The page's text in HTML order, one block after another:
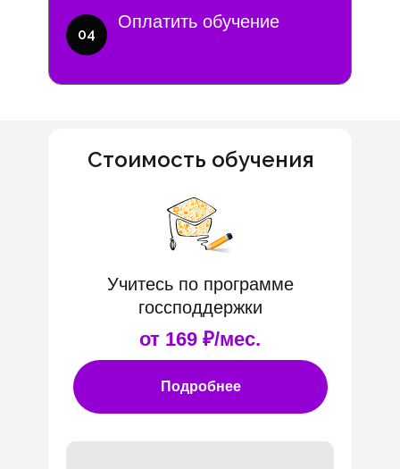
Оплатить обучение
04
Стоимость обучения
Подробнее
Учитесь по программе
госсподдержки
от 169 ₽/мес.